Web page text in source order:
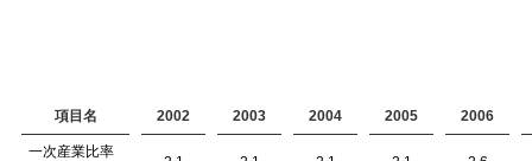
項目名 2002 2003 2004 2005 2006
一次産業比率